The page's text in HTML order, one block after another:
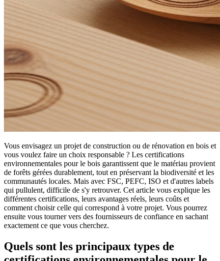
Vous envisagez un projet de construction ou de rénovation en bois et
vous voulez faire un choix responsable ? Les certifications
environnementales pour le bois garantissent que le matériau provient
de forêts gérées durablement, tout en préservant la biodiversité et les
communautés locales. Mais avec FSC, PEFC, ISO et d'autres labels
qui pullulent, difficile de s'y retrouver. Cet article vous explique les
différentes certifications, leurs avantages réels, leurs coûts et
comment choisir celle qui correspond à votre projet. Vous pourrez
ensuite vous tourner vers des fournisseurs de confiance en sachant
exactement ce que vous cherchez.
Quels sont les principaux types de